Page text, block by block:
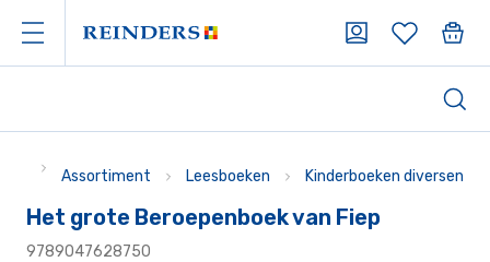
Assortiment Leesboeken Kinderboeken diversen
Het grote Beroepenboek van Fiep
9789047628750